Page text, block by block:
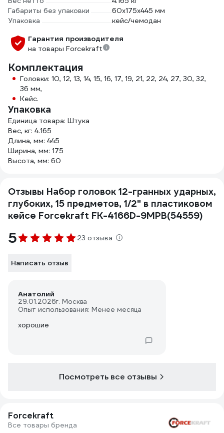
Габариты без упаковки
60х175х445 мм
Упаковка
кейс/чемодан
Гарантия производителя
на товары Forcekraft
Комплектация
Головки: 10, 12, 13, 14, 15, 16, 17, 19, 21, 22, 24, 27, 30, 32,
36 мм,
Кейс.
Упаковка
Единица товара: Штука
Вес, кг: 4.165
Длина, мм: 445
Ширина, мм: 175
Высота, мм: 60
Отзывы Набор головок 12-гранных ударных,
глубоких, 15 предметов, 1/2" в пластиковом
кейсе Forcekraft FK-4166D-9MPB(54559)
5 23 отзыва
Написать отзыв
Анатолий
29.01.2026г. Москва
Опыт использования: Менее месяца
хорошие
Посмотреть все отзывы
Forcekraft
Все товары бренда